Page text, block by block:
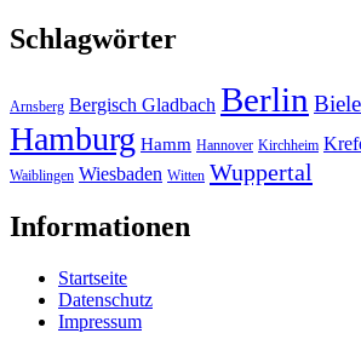
Schlagwörter
Arnsberg Bergisch Gladbach Berlin
Hamburg Hamm Hannover Kirchheim
Waiblingen Wiesbaden Witten Wuppertal
Informationen
Startseite
Datenschutz
Impressum